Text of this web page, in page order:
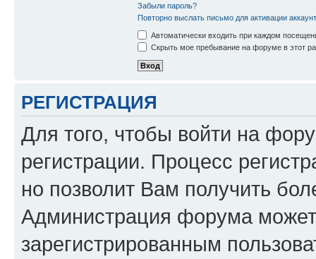
Забыли пароль?
Повторно выслать письмо для активации
Автоматически входить при каждом
Скрыть мое пребывание на форуме в этот
РЕГИСТРАЦИЯ
Для того, чтобы войти на
регистрации. Процесс
но позволит Вам получить
Администрация форума может
зарегистрированным